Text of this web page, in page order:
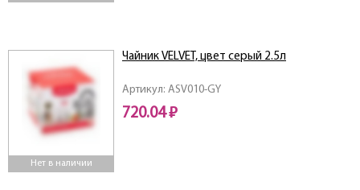
Нет в наличии
Артикул: ASV010-GY
Чайник VELVET, цвет серый 2.5л
720.04 ₽